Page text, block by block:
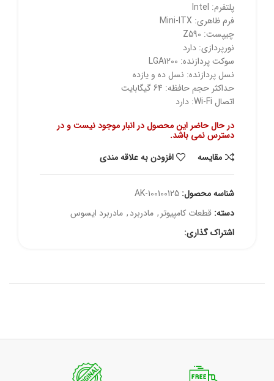
پلتفرم: Intel
فرم ظاهری: Mini-ITX
چیپست: Z590
نورپردازی: دارد
سوکت پردازنده: LGA1200
نسل پردازنده: نسل ده و یازده
حداکثر حجم حافظه: 64 گیگابایت
اتصال Wi-Fi: دارد
در حال حاضر این محصول در انبار موجود نیست و در
دسترس نمی باشد.
مقايسه
افزودن به علاقه مندی
شناسه محصول: AK-100100125
دسته: قطعات کامپیوتر , مادربرد, مادربرد ایسوس
اشتراک گذاری: